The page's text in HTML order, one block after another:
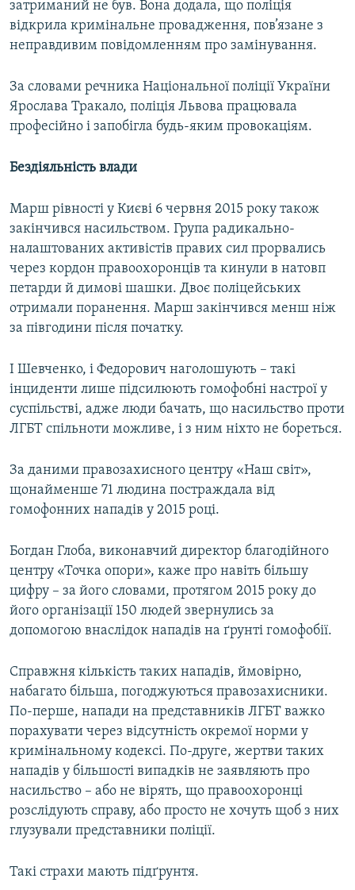
затриманий не був. Вона додала, що поліція
відкрила кримінальне провадження, пов’язане з
неправдивим повідомленням про замінування.
За словами речника Національної поліції України
Ярослава Тракало, поліція Львова працювала
професійно і запобігла будь-яким провокаціям.
Бездіяльність влади
Марш рівності у Києві 6 червня 2015 року також
закінчився насильством. Група радикально-
налаштованих активістів правих сил прорвались
через кордон правоохоронців та кинули в натовп
петарди й димові шашки. Двоє поліцейських
отримали поранення. Марш закінчився менш ніж
за півгодини після початку.
І Шевченко, і Федорович наголошують – такі
інциденти лише підсилюють гомофобні настрої у
суспільстві, адже люди бачать, що насильство проти
ЛГБТ спільноти можливе, і з ним ніхто не бореться.
За даними правозахисного центру «Наш світ»,
щонайменше 71 людина постраждала від
гомофонних нападів у 2015 році.
Богдан Глоба, виконавчий директор благодійного
центру «Точка опори», каже про навіть більшу
цифру – за його словами, протягом 2015 року до
його організації 150 людей звернулись за
допомогою внаслідок нападів на ґрунті гомофобії.
Справжня кількість таких нападів, ймовірно,
набагато більша, погоджуються правозахисники.
По-перше, напади на представників ЛГБТ важко
порахувати через відсутність окремої норми у
кримінальному кодексі. По-друге, жертви таких
нападів у більшості випадків не заявляють про
насильство – або не вірять, що правоохоронці
розслідують справу, або просто не хочуть щоб з них
глузували представники поліції.
Такі страхи мають підґрунтя.